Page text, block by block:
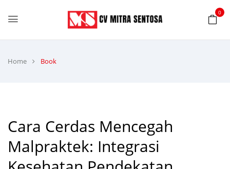
0
Home Book
Cara Cerdas Mencegah
Malpraktek: Integrasi